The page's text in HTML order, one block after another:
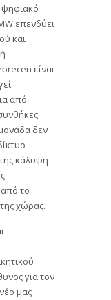
ψηφιακό
επενδύει
και
είναι
από
μονάδα δεν
κάλυψη
το
χώρας.
για τον
μας